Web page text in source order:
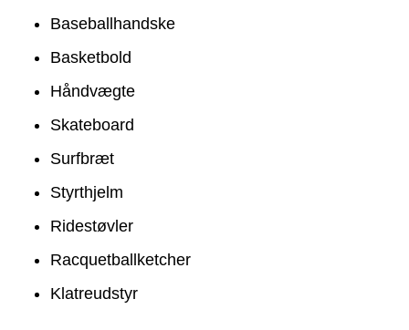
Baseballhandske
Basketbold
Håndvægte
Skateboard
Surfbræt
Styrthjelm
Ridestøvler
Racquetballketcher
Klatreudstyr